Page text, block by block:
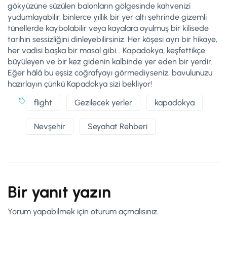
gökyüzüne süzülen balonların gölgesinde kahvenizi
yudumlayabilir, binlerce yıllık bir yer altı şehrinde gizemli
tünellerde kaybolabilir veya kayalara oyulmuş bir kilisede
tarihin sessizliğini dinleyebilirsiniz. Her köşesi ayrı bir hikaye,
her vadisi başka bir masal gibi… Kapadokya, keşfettikçe
büyüleyen ve bir kez gidenin kalbinde yer eden bir yerdir.
Eğer hâlâ bu eşsiz coğrafyayı görmediyseniz, bavulunuzu
hazırlayın çünkü Kapadokya sizi bekliyor!
flight
Gezilecek yerler kapadokya
Nevşehir Seyahat Rehberi
Bir yanıt yazın
Yorum yapabilmek için oturum açmalısınız.